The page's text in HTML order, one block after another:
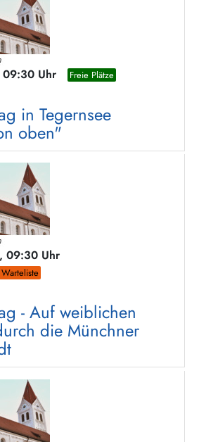
09:30 Uhr Freie Plätze
in Tegernsee
oben"
09:30 Uhr
- Auf weiblichen
die Münchner